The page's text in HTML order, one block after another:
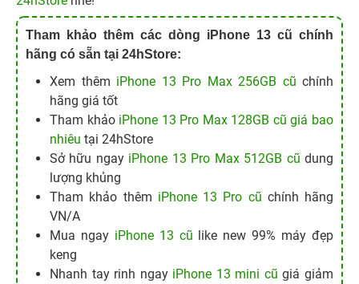
Tham khảo thêm các dòng iPhone 13 cũ chính
hãng có sẵn tại 24hStore:
Xem thêm iPhone 13 Pro Max 256GB cũ chính
hãng giá tốt
Tham khảo iPhone 13 Pro Max 128GB cũ giá bao
nhiêu tại 24hStore
Sở hữu ngay iPhone 13 Pro Max 512GB cũ dung
lượng khủng
Tham khảo thêm iPhone 13 Pro cũ chính hãng
VN/A
Mua ngay iPhone 13 cũ like new 99% máy đẹp
keng
Nhanh tay rinh ngay iPhone 13 mini cũ giá giảm